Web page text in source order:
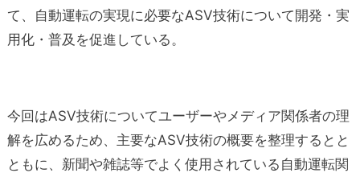
て、自動運転の実現に必要なASV技術について開発・実
用化・普及を促進している。
今回はASV技術についてユーザーやメディア関係者の理
解を広めるため、主要なASV技術の概要を整理するとと
ともに、新聞や雑誌等でよく使用されている自動運転関